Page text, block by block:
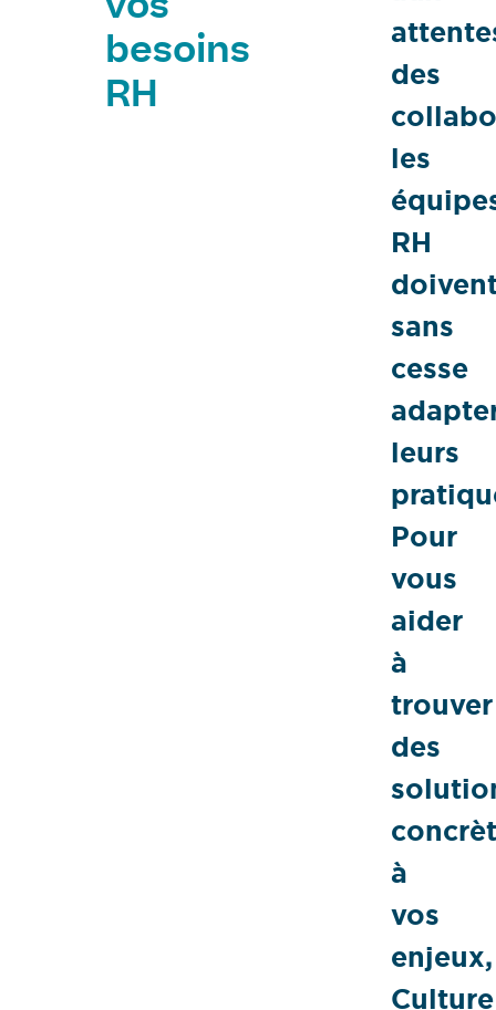
vos
besoins
RH
des
les
RH
sans
cesse
leurs
Pour
vous
aider
à
trouver
des
à
vos
enjeux,
Culture